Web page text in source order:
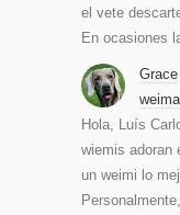
el vete
En ocasiones
Grace
Hola, Luís
wiemis adoran
un weimi lo